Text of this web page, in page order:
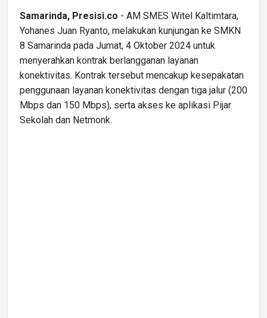
Samarinda, Presisi.co - AM SMES Witel Kaltimtara,
Yohanes Juan Ryanto, melakukan kunjungan ke SMKN
8 Samarinda pada Jumat, 4 Oktober 2024 untuk
menyerahkan kontrak berlangganan layanan
konektivitas. Kontrak tersebut mencakup kesepakatan
penggunaan layanan konektivitas dengan tiga jalur (200
Mbps dan 150 Mbps), serta akses ke aplikasi Pijar
Sekolah dan Netmonk.